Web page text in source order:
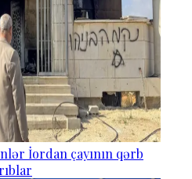
İordan çayının qərb